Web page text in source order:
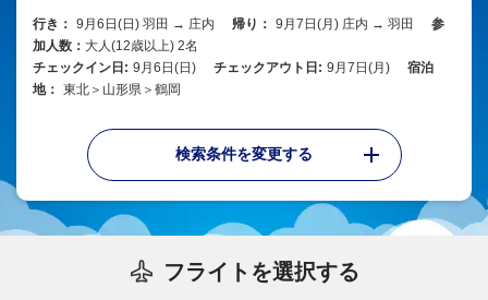
行き： 9月6日(日) 羽田 → 庄内 帰り： 9月7日(月) 庄内 → 羽田
参
加人数： 大人(12歳以上) 2名
チェックイン日: 9月6日(日) チェックアウト日: 9月7日(月)
宿泊
地： 東北＞山形県＞鶴岡
検索条件を変更する
フライトを選択する